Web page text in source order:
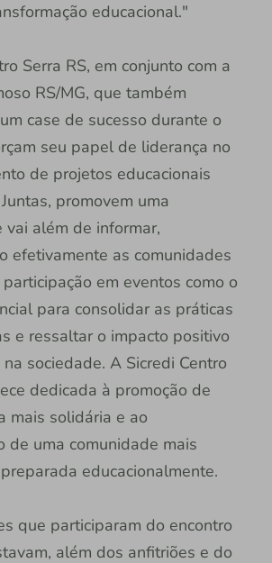
educacional."
Serra RS, em conjunto com a
RS/MG, que também
case de sucesso durante o
seu papel de liderança no
de projetos educacionais
promovem uma
vai além de informar,
efetivamente as comunidades
em eventos como o
para consolidar as práticas
e ressaltar o impacto positivo
sociedade. A Sicredi Centro
dedicada à promoção de
mais solidária e ao
de uma comunidade mais
educacionalmente.
que participaram do encontro
além dos anfitriões e do